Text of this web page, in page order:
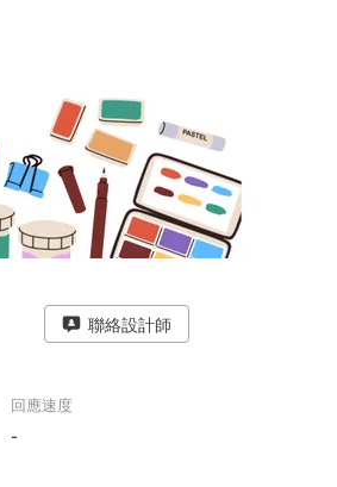
聯絡設計師
回應速度
-